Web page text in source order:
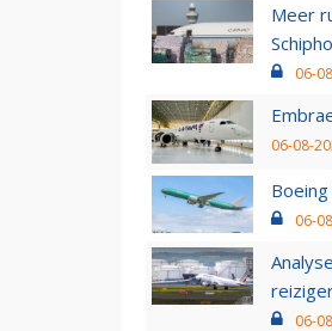
Meer
06-
06-08-
06-
06-